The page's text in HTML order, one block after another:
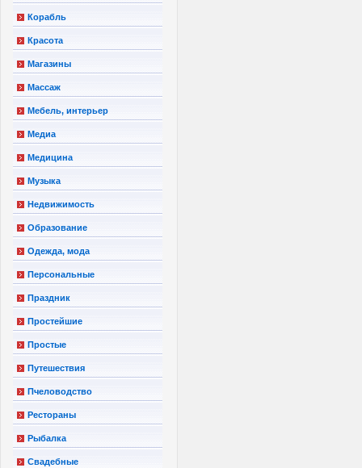
Корабль
Красота
Магазины
Массаж
Мебель, интерьер
Медиа
Медицина
Музыка
Недвижимость
Образование
Одежда, мода
Персональные
Праздник
Простейшие
Простые
Путешествия
Пчеловодство
Рестораны
Рыбалка
Свадебные